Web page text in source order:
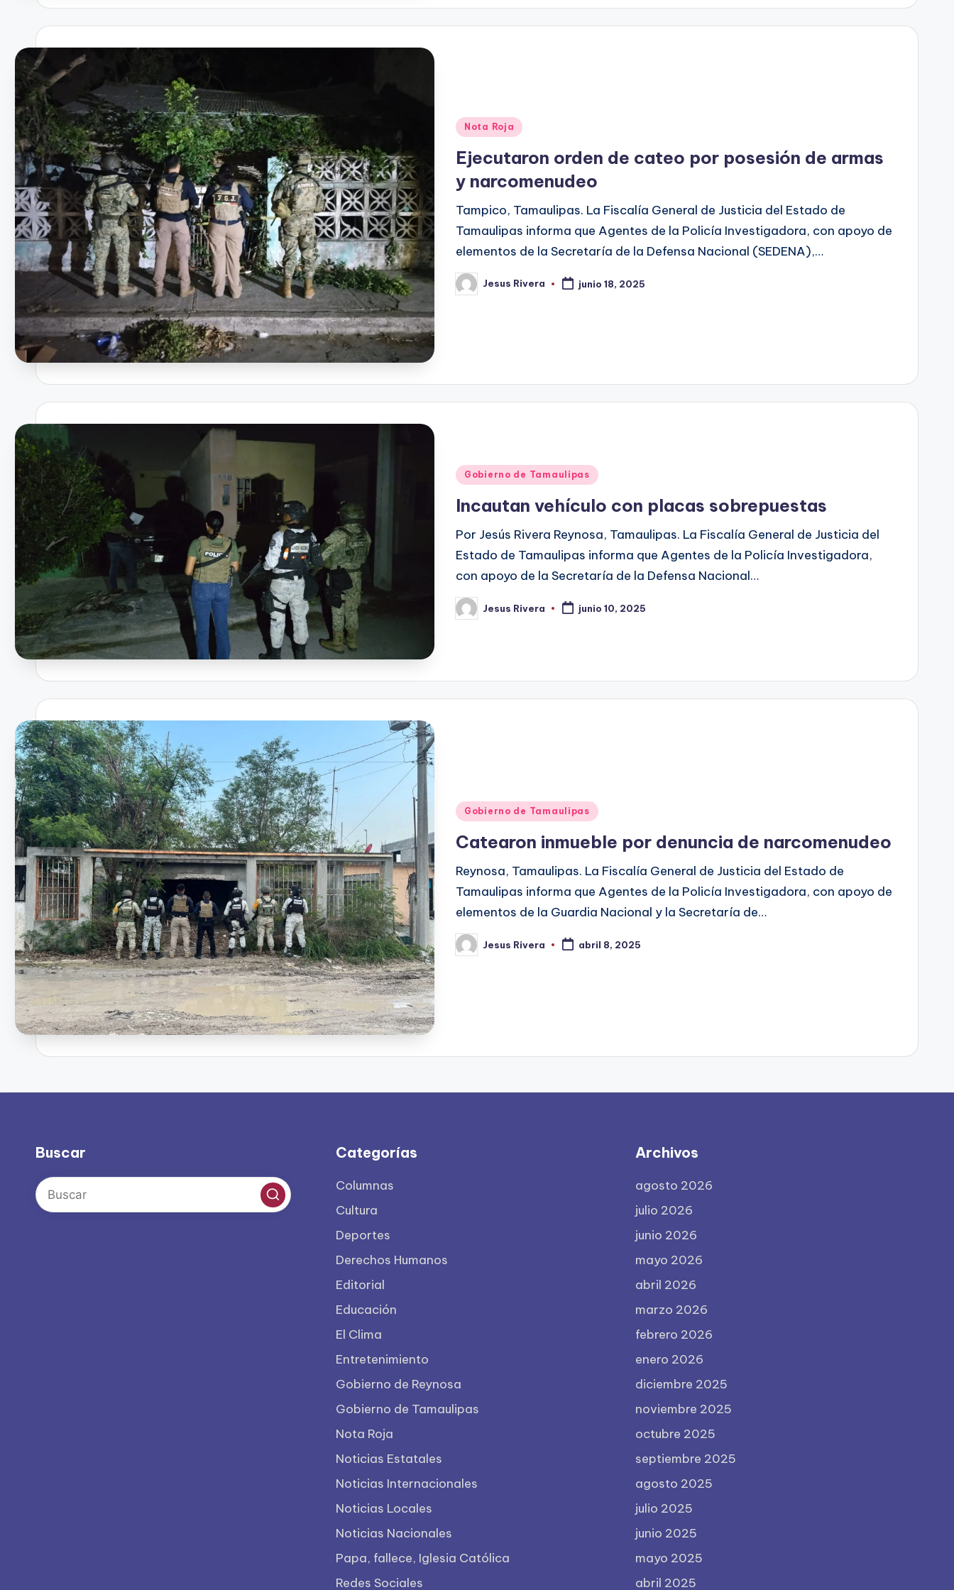
Publicado
Nota Roja
Ejecutaron orden de cateo por posesión de armas
y narcomenudeo
Tampico, Tamaulipas. La Fiscalía General de Justicia del Estado de
Tamaulipas informa que Agentes de la Policía Investigadora, con apoyo de
elementos de la Secretaría de la Defensa Nacional (SEDENA),…
Publicado
por
Jesus Rivera junio 18, 2025
Publicado
Gobierno de Tamaulipas
Incautan vehículo con placas sobrepuestas
Por Jesús Rivera Reynosa, Tamaulipas. La Fiscalía General de Justicia del
Estado de Tamaulipas informa que Agentes de la Policía Investigadora,
con apoyo de la Secretaría de la Defensa Nacional…
Publicado
por
Jesus Rivera junio 10, 2025
Publicado
Gobierno de Tamaulipas
Catearon inmueble por denuncia de narcomenudeo
Reynosa, Tamaulipas. La Fiscalía General de Justicia del Estado de
Tamaulipas informa que Agentes de la Policía Investigadora, con apoyo de
elementos de la Guardia Nacional y la Secretaría de…
Publicado
por
Jesus Rivera abril 8, 2025
Buscar Categorías
Columnas
Cultura
Deportes
Derechos Humanos
Editorial
Educación
El Clima
Entretenimiento
Gobierno de Reynosa
Gobierno de Tamaulipas
Nota Roja
Noticias Estatales
Noticias Internacionales
Noticias Locales
Noticias Nacionales
Papa, fallece, Iglesia Católica
Redes Sociales
Archivos
agosto 2026
julio 2026
junio 2026
mayo 2026
abril 2026
marzo 2026
febrero 2026
enero 2026
diciembre 2025
noviembre 2025
octubre 2025
septiembre 2025
agosto 2025
julio 2025
junio 2025
mayo 2025
abril 2025